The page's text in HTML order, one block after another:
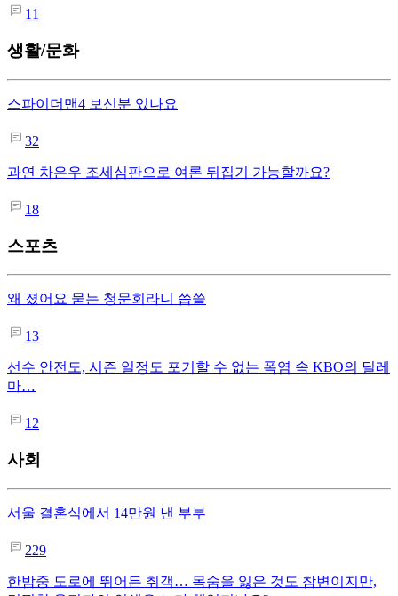
11
생활/문화
스파이더맨4 보신분 있나요
32
과연 차은우 조세심판으로 여론 뒤집기 가능할까요?
18
스포츠
왜 졌어요 묻는 청문회라니 씁쓸
13
선수 안전도, 시즌 일정도 포기할 수 없는 폭염 속 KBO의 딜레
마…
12
사회
서울 결혼식에서 14만원 낸 부부
229
한밤중 도로에 뛰어든 취객… 목숨을 잃은 것도 참변이지만,